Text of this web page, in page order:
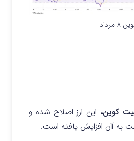
کوین، این ارز اصلاح شده و
به آن افزایش یافته است.